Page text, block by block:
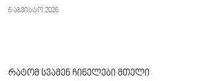
6 აგვისტო 2026
რატომ სვამენ ჩინელები მთელი